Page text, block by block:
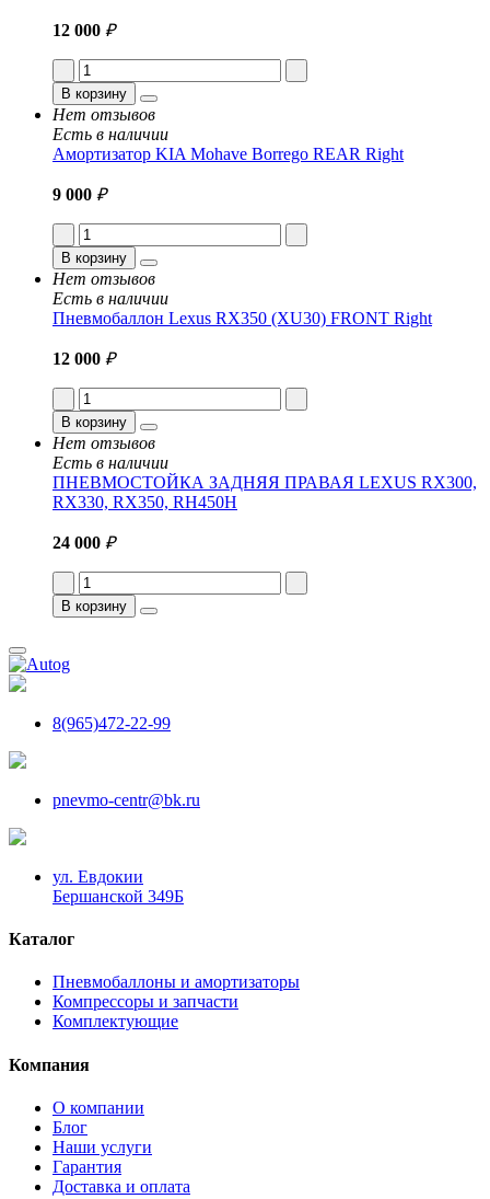
12 000 ₽
В корзину
Нет отзывов
Есть в наличии
Амортизатор KIA Mohave Borrego REAR Right
9 000 ₽
В корзину
Нет отзывов
Есть в наличии
Пневмобаллон Lexus RX350 (XU30) FRONT Right
12 000 ₽
В корзину
Нет отзывов
Есть в наличии
ПНЕВМОСТОЙКА ЗАДНЯЯ ПРАВАЯ LEXUS RX300,
RX330, RX350, RH450H
24 000 ₽
В корзину
8(965)472-22-99
pnevmo-centr@bk.ru
ул. Евдокии
Бершанской 349Б
Каталог
Пневмобаллоны и амортизаторы
Компрессоры и запчасти
Комплектующие
Компания
О компании
Блог
Наши услуги
Гарантия
Доставка и оплата